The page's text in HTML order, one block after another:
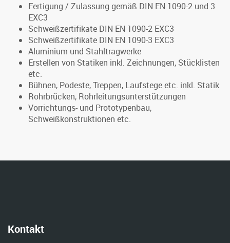
Fertigung / Zulassung gemäß DIN EN 1090-2 und 3
EXC3
Schweißzertifikate DIN EN 1090-2 EXC3
Schweißzertifikate DIN EN 1090-3 EXC3
Aluminium und Stahltragwerke
Erstellen von Statiken inkl. Zeichnungen, Stücklisten
etc.
Bühnen, Podeste, Treppen, Laufstege etc. inkl. Statik
Rohrbrücken, Rohrleitungsunterstützungen
Vorrichtungs- und Prototypenbau,
Schweißkonstruktionen etc.
Kontakt